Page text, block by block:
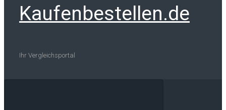
Kaufenbestellen.de
Ihr Vergleichsportal